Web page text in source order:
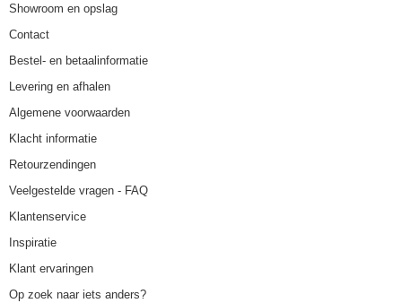
Showroom en opslag
Contact
Bestel- en betaalinformatie
Levering en afhalen
Algemene voorwaarden
Klacht informatie
Retourzendingen
Veelgestelde vragen - FAQ
Klantenservice
Inspiratie
Klant ervaringen
Op zoek naar iets anders?